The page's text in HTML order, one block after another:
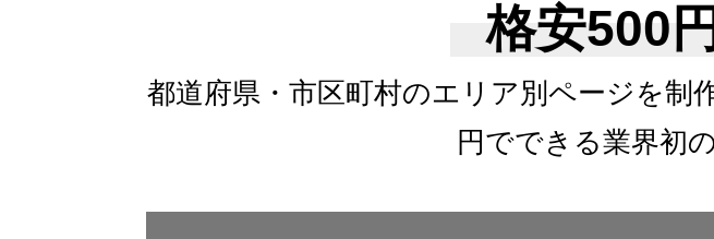
格安500
都道府県・市区町村のエリア別ページを制
円でできる業界初